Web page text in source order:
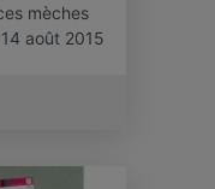
mèches
août 2015